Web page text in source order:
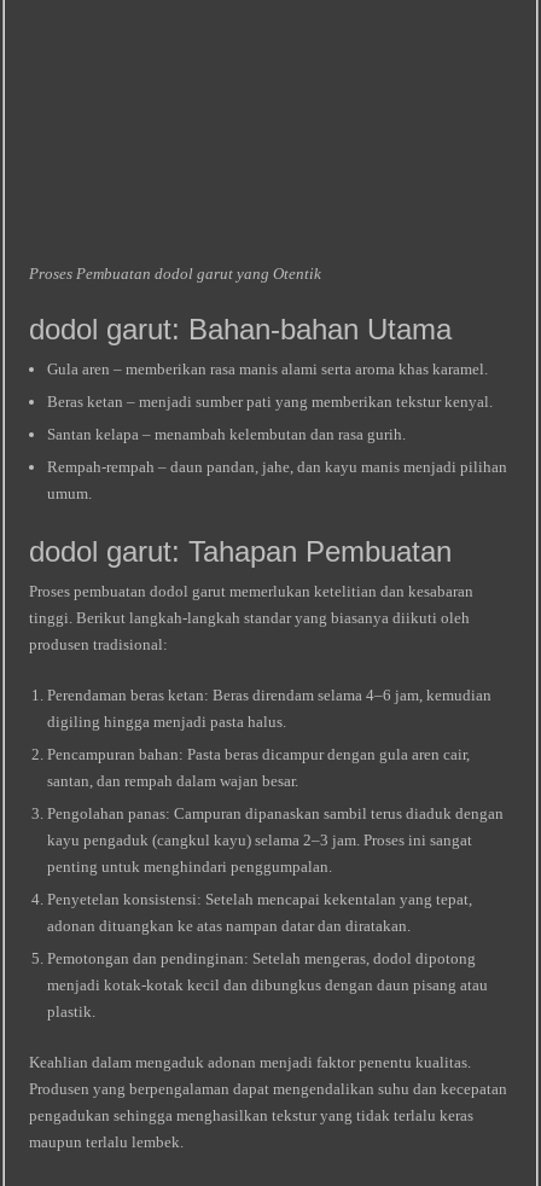
Proses Pembuatan dodol garut yang Otentik
dodol garut: Bahan‑bahan Utama
Gula aren – memberikan rasa manis alami serta aroma khas karamel.
Beras ketan – menjadi sumber pati yang memberikan tekstur kenyal.
Santan kelapa – menambah kelembutan dan rasa gurih.
Rempah‑rempah – daun pandan, jahe, dan kayu manis menjadi pilihan
umum.
dodol garut: Tahapan Pembuatan
Proses pembuatan dodol garut memerlukan ketelitian dan kesabaran
tinggi. Berikut langkah‑langkah standar yang biasanya diikuti oleh
produsen tradisional:
Perendaman beras ketan: Beras direndam selama 4–6 jam, kemudian
digiling hingga menjadi pasta halus.
Pencampuran bahan: Pasta beras dicampur dengan gula aren cair,
santan, dan rempah dalam wajan besar.
Pengolahan panas: Campuran dipanaskan sambil terus diaduk dengan
kayu pengaduk (cangkul kayu) selama 2–3 jam. Proses ini sangat
penting untuk menghindari penggumpalan.
Penyetelan konsistensi: Setelah mencapai kekentalan yang tepat,
adonan dituangkan ke atas nampan datar dan diratakan.
Pemotongan dan pendinginan: Setelah mengeras, dodol dipotong
menjadi kotak‑kotak kecil dan dibungkus dengan daun pisang atau
plastik.
Keahlian dalam mengaduk adonan menjadi faktor penentu kualitas.
Produsen yang berpengalaman dapat mengendalikan suhu dan kecepatan
pengadukan sehingga menghasilkan tekstur yang tidak terlalu keras
maupun terlalu lembek.